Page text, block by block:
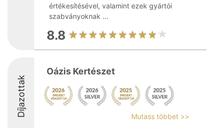
értékesítésével, valamint ezek gyártói
szabványoknak ...
8.8
Díjazottak
Oázis Kertészet
Mutass többet >>